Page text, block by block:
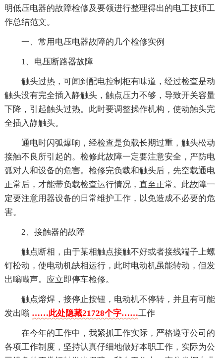
明低压电器的故障检修及要领进行整理得出的电工技师工
作总结范文。
一、常用电压电器故障的几个检修实例
1、电压断路器故障
触头过热，可闻到配电控制柜有味道，经过检查是动
触头没有完全插入静触头，触点压力不够，导致开关容量
下降，引起触头过热。此时要调整操作机构，使动触头完
全插入静触头。
通电时闪弧爆响，经检查是负载长期过重，触头松动
接触不良所引起的。检修此故障一定要注意安全，严防电
弧对人和设备的危害。检修完负载和触头后，先空载通电
正常后，才能带负载检查运行情况，直至正常。此故障一
定要注意用器设备的日常维护工作，以免造成不必要的危
害。
2、接触器的故障
触点断相，由于某相触点接触不好或者接线端子上螺
钉松动，使电动机缺相运行，此时电动机虽能转动，但发
出嗡嗡声。应立即停车检修。
触点熔焊，接停止按钮，电动机不停转，并且有可能
发出嗡 ……此处隐藏21728个字……工作
在今年的工作中，我紧抓工作实际，严格遵守公司的
各项工作制度，坚持认真仔细地做好本职工作，实际为公